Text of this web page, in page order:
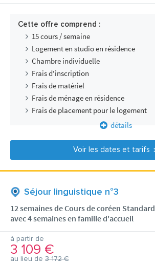
Cette offre comprend :
15 cours / semaine
Logement en studio en résidence
Chambre individuelle
Frais d'inscription
Frais de matériel
Frais de ménage en résidence
Frais de placement pour le logement
détails
Voir les dates et tarifs
Séjour linguistique n°3
12 semaines de Cours de coréen Standard
avec 4 semaines en famille d'accueil
à partir de
3 109 €
au lieu de 3 172 €